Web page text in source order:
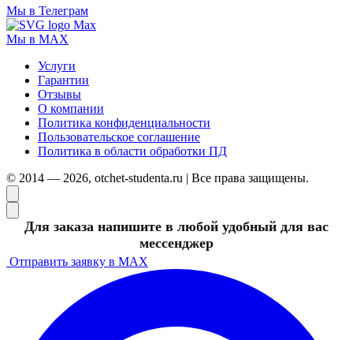
Мы в Телеграм
Мы в MAX
Услуги
Гарантии
Отзывы
О компании
Политика конфиденциальности
Пользовательское соглашение
Политика в области обработки ПД
© 2014 — 2026, otchet-studenta.ru | Все права защищены.
Для заказа напишите в любой удобный для вас
мессенджер
Отправить заявку в MAX